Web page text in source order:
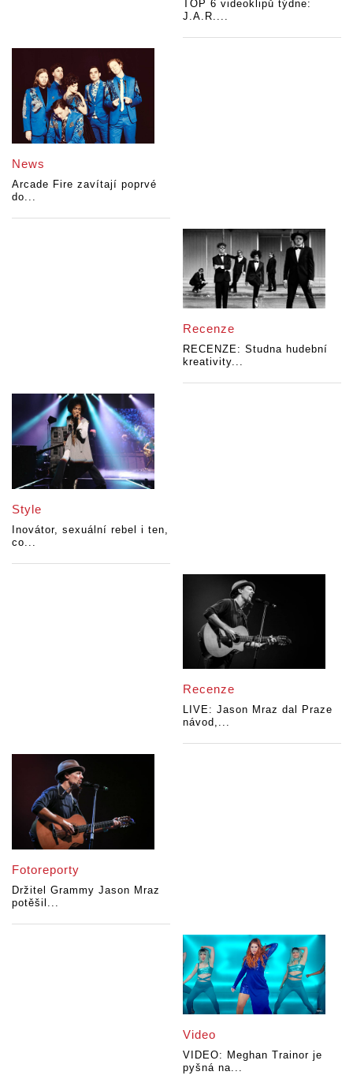
TOP 6 videoklipů týdne:
J.A.R....
News
Arcade Fire zavítají poprvé
do...
Recenze
RECENZE: Studna hudební
kreativity...
Style
Inovátor, sexuální rebel i ten,
co...
Recenze
LIVE: Jason Mraz dal Praze
návod,...
Fotoreporty
Držitel Grammy Jason Mraz
potěšil...
Video
VIDEO: Meghan Trainor je
pyšná na...